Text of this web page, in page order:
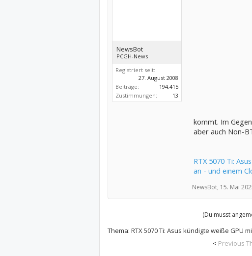
NewsBot
PCGH-News
Registriert seit:
27. August 2008
Beiträge:
194.415
Zustimmungen:
13
kommt. Im
aber auch Non-
RTX 5070 Ti:
an - und einem
NewsBot, 15. Mai
(Du musst
Thema: RTX 5070 Ti: Asus kündigte weiße GPU
< Previous